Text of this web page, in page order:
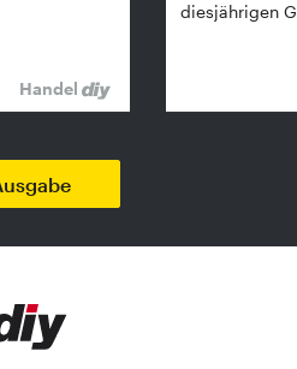
Handel
diesjährigen